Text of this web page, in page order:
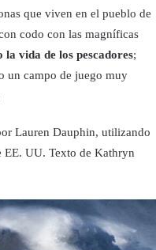
que viven en el pueblo de
codo con las magníficas
la vida de los pescadores;
un campo de juego muy
Lauren Dauphin, utilizando
EE. UU. Texto de Kathryn